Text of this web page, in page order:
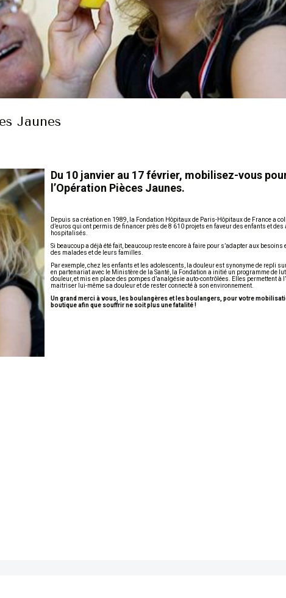
Jaunes
Du 10 janvier au 17 février, mobilisez-vous
l’Opération Pièces Jaunes.
Depuis sa création en 1989, la Fondation Hôpitaux de Paris-Hôpitaux de France a
d’euros qui ont permis de financer près de 8 610 projets en faveur des enfants et des
hospitalisés.
Si beaucoup a déjà été fait, beaucoup reste encore à faire pour s’adapter aux besoins
des malades et de leurs familles.
Par exemple, chez les enfants et les adolescents, la douleur est synonyme de repli
en partenariat avec le Ministère de la Santé, la Fondation a initié un programme de
douleur, et mis en place des pompes d’analgésie auto-contrôlées. Elles permettent à
maitriser lui-même sa douleur et de rester connecté à son environnement.
Un grand merci à vous, les boulangères et les boulangers, pour votre
boutique afin que souffrir ne soit plus une fatalité !